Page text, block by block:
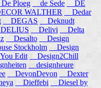
Ploeg de Sede
DE
WALTHER
Dedar
DEGAS
Deknudt
Delivi
Delta
Desalto
Design
Stockholm
Design
Edit
Design2Chill
designheure
DevonDevon
Dexter
Dieffebi
Diesel by